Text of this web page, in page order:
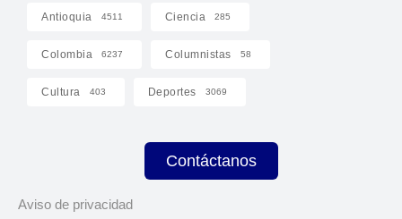
Antioquia 4511 Ciencia 285
Colombia 6237 Columnistas 58
Cultura 403 Deportes 3069
Contáctanos
Aviso de privacidad